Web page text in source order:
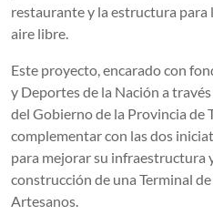
restaurante y la estructura para
aire libre.
Este proyecto, encarado con
y Deportes de la Nación a
del Gobierno de la Provincia de
complementar con las dos
para mejorar su infraestructura
construcción de una Terminal
Artesanos.